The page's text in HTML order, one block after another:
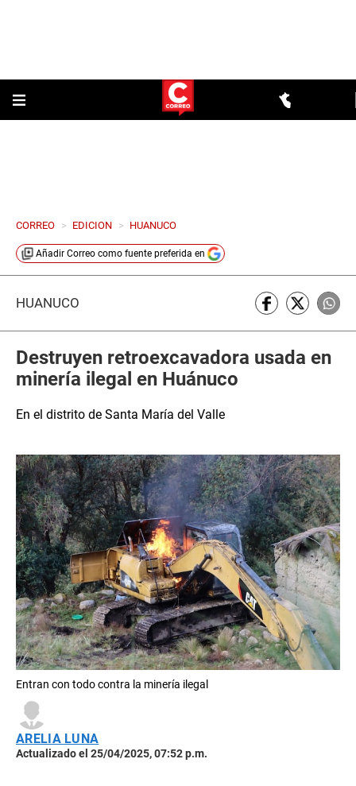
CORREO > EDICION > HUANUCO
Añadir Correo como fuente preferida en
HUÁNUCO
Destruyen retroexcavadora usada en
minería ilegal en Huánuco
En el distrito de Santa María del Valle
Entran con todo contra la minería ilegal
ARELIA LUNA
Actualizado el 25/04/2025, 07:52 p.m.